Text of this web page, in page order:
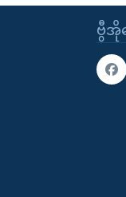
ဗွီအို